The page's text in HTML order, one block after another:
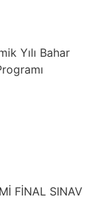
Yılı Bahar
FİNAL SINAV